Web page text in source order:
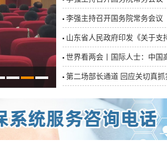
李强主持召开国务院常务会议
第二场部长通道 回应关切真抓